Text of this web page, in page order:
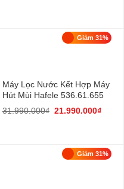
Giảm 31%
Máy Lọc Nước Kết Hợp Máy
Hút Mùi Hafele 536.61.655
31.990.000₫ 21.990.000₫
Giảm 31%